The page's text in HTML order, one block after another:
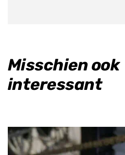
Misschien ook
interessant